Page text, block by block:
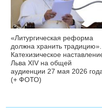
«Литургическая реформа
должна хранить традицию».
Катехизическое
Льва XIV на общей
аудиенции 27 мая 2026
(+ ФОТО)